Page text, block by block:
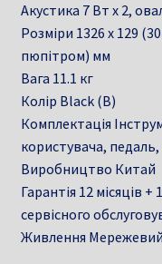
Акустика 7 Вт x 2,
Розміри 1326 x 129
пюпітром) мм
Вага 11.1 кг
Колір Black (B)
Комплектація
користувача,
Виробництво Китай
Гарантія 12 місяців
сервісного
Живлення Мережевий